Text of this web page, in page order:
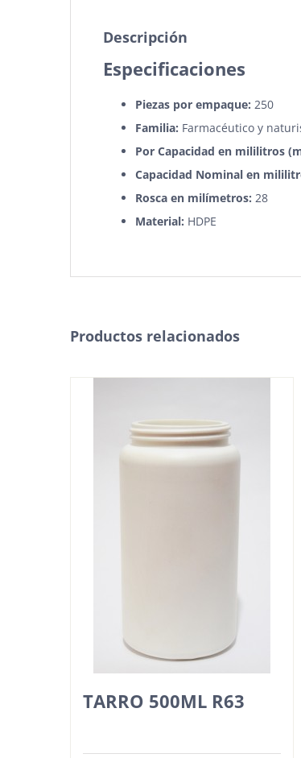
Descripción
Especificaciones
Piezas por empaque: 250
Familia: Farmacéutico y
Por Capacidad en mililitros
Capacidad Nominal en
Rosca en milímetros: 28
Material: HDPE
Productos relacionados
TARRO 500ML R63